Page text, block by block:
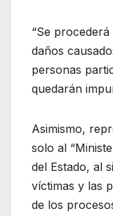
“Se
daños
personas
quedarán
Asimismo,
solo al
del Estado, al
víctimas y las
de los